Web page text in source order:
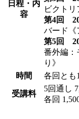
日程・内
容
ビクトリ
第4回
バード《
第5回
番外編：
り》
時間
各回とも
受講料
5回通し
各回